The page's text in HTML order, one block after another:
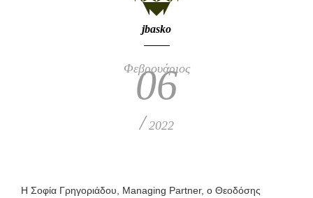
jbasko
Φεβρουάριος
06
/ 2022
Η Σοφία Γρηγοριάδου, Managing Partner, o Θεοδόσης